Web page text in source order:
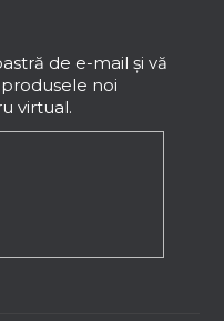
de e-mail şi vă
noi
virtual.